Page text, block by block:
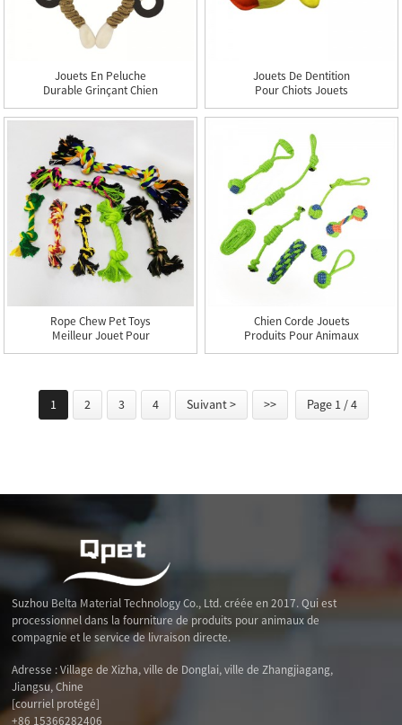
Jouets En Peluche
Durable Grinçant Chien
En Peluche À Mâcher
Dents Jouet En Peluche
Animaux Mignons Jouet
Pour Animaux De
Compagnie
Jouets De Dentition
Pour Chiots Jouets
Grinçants Pour Chiens
Le Cochon Récupération
Naturelle Jouet Pour
Animaux De Compagnie
Grinçant
Rope Chew Pet Toys
Meilleur Jouet Pour
Chien De Mode Durable
Chien Corde Jouets
Produits Pour Animaux
De Compagnie Jouets À
Pour Chat Chiot Drôle
Dents Meulage
Nettoyage
1 2 3 4 Suivant > >> Page 1 / 4
Suzhou Belta Material Technology Co., Ltd. créée en 2017. Qui est
processionnel dans la fourniture de produits pour animaux de
compagnie et le service de livraison directe.
Adresse : Village de Xizha, ville de Donglai, ville de Zhangjiagang,
Jiangsu, Chine
[courriel protégé]
+86 15366282406